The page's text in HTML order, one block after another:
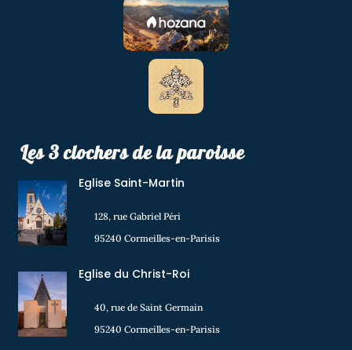
Les 3 clochers de la paroisse
Eglise Saint-Martin
128, rue Gabriel Péri
95240 Cormeilles-en-Parisis
Eglise du Christ-Roi
40, rue de Saint Germain
95240 Cormeilles-en-Parisis